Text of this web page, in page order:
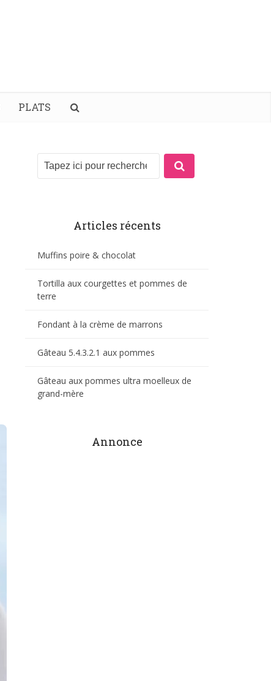
PLATS
Articles récents
Muffins poire & chocolat
Tortilla aux courgettes et pommes de
terre
Fondant à la crème de marrons
Gâteau 5.4.3.2.1 aux pommes
Gâteau aux pommes ultra moelleux de
grand-mère
Annonce